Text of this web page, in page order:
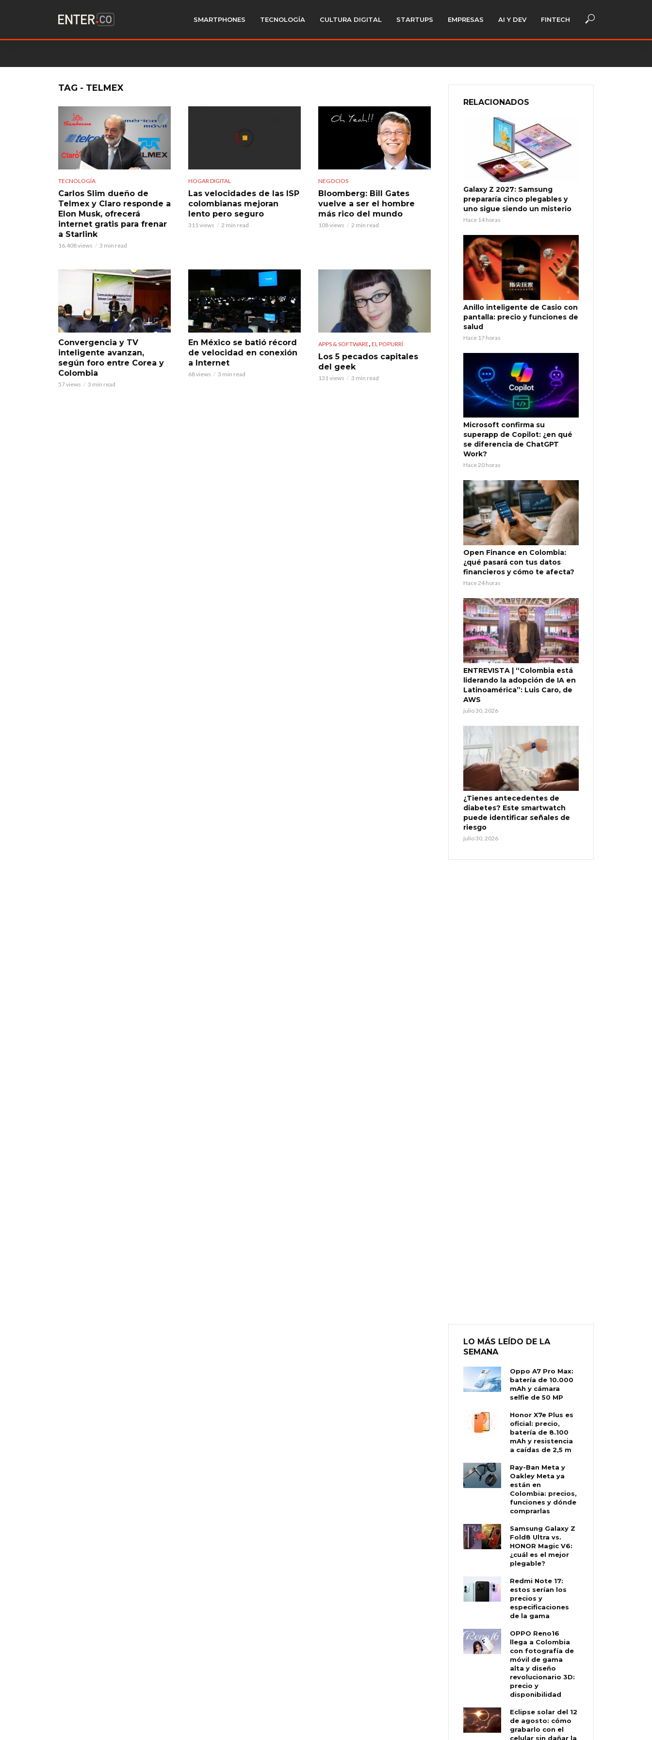
SMARTPHONES TECNOLOGÍA CULTURA DIGITAL STARTUPS EMPRESAS AI Y DEV FINTECH
TAG - TELMEX
TECNOLOGÍA
Carlos Slim dueño de
Telmex y Claro responde a
Elon Musk, ofrecerá
internet gratis para frenar
a Starlink
16.408 views 3 min read
HOGAR DIGITAL
Las velocidades de las ISP
colombianas mejoran
lento pero seguro
311 views 2 min read
NEGOCIOS
Bloomberg: Bill Gates
vuelve a ser el hombre
más rico del mundo
108 views 2 min read
Convergencia y TV
inteligente avanzan,
según foro entre Corea y
Colombia
57 views 3 min read
En México se batió récord
de velocidad en conexión
a Internet
68 views 3 min read
APPS & SOFTWARE, EL POPURRÍ
Los 5 pecados capitales
del geek
131 views 3 min read
RELACIONADOS
Galaxy Z 2027: Samsung
prepararía cinco plegables y
uno sigue siendo un misterio
Hace 14 horas
Anillo inteligente de Casio con
pantalla: precio y funciones de
salud
Hace 17 horas
Microsoft confirma su
superapp de Copilot: ¿en qué
se diferencia de ChatGPT
Work?
Hace 20 horas
Open Finance en Colombia:
¿qué pasará con tus datos
financieros y cómo te afecta?
Hace 24 horas
ENTREVISTA | “Colombia está
liderando la adopción de IA en
Latinoamérica”: Luis Caro, de
AWS
julio 30, 2026
¿Tienes antecedentes de
diabetes? Este smartwatch
puede identificar señales de
riesgo
julio 30, 2026
LO MÁS LEÍDO DE LA
SEMANA
Oppo A7 Pro Max:
batería de 10.000
mAh y cámara
selfie de 50 MP
Honor X7e Plus es
oficial: precio,
batería de 8.100
mAh y resistencia
a caídas de 2,5 m
Ray-Ban Meta y
Oakley Meta ya
están en
Colombia: precios,
funciones y dónde
comprarlas
Samsung Galaxy Z
Fold8 Ultra vs.
HONOR Magic V6:
¿cuál es el mejor
plegable?
Redmi Note 17:
estos serían los
precios y
especificaciones
de la gama
OPPO Reno16
llega a Colombia
con fotografía de
móvil de gama
alta y diseño
revolucionario 3D:
precio y
disponibilidad
Eclipse solar del 12
de agosto: cómo
grabarlo con el
celular sin dañar la